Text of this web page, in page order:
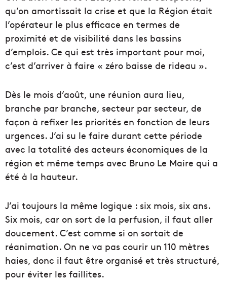
qu’on amortissait la crise et que la Région était
l’opérateur le plus efficace en termes de
proximité et de visibilité dans les bassins
d’emplois. Ce qui est très important pour moi,
c’est d’arriver à faire « zéro baisse de rideau ».
Dès le mois d’août, une réunion aura lieu,
branche par branche, secteur par secteur, de
façon à refixer les priorités en fonction de leurs
urgences. J’ai su le faire durant cette période
avec la totalité des acteurs économiques de la
région et même temps avec Bruno Le Maire qui a
été à la hauteur.
J’ai toujours la même logique : six mois, six ans.
Six mois, car on sort de la perfusion, il faut aller
doucement. C’est comme si on sortait de
réanimation. On ne va pas courir un 110 mètres
haies, donc il faut être organisé et très structuré,
pour éviter les faillites.